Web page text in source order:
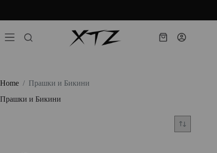
content
Shopping
Home / Прашки и Бикини
Прашки и Бикини